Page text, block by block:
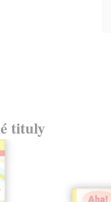
tituly